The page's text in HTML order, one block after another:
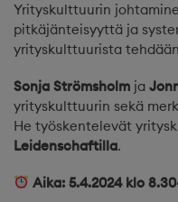
Yrityskulttuurin
pitkäjänteisyyttä ja
yrityskulttuurista
Sonja Strömsholm ja
yrityskulttuurin sekä
He työskentelevät
Leidenschaftilla.
Aika: 5.4.2024 klo